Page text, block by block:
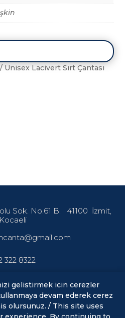
/ Unisex Lacivert Sırt Çantası
Sok. No.61 B. 41100 İzmit,
Kocaeli
322 8322
haberdar olmak için abone
olun.
gelistirmek icin cerezler
devam ederek cerez
olursunuz. / This site uses